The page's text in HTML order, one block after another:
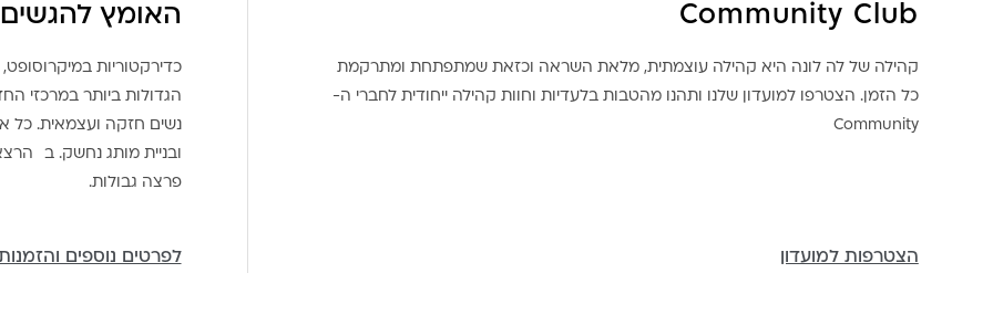
Community Club
קהילה של לה לונה היא קהילה עוצמתית, מלאת השראה וכזאת שמתפתחת ומתרקמת
כל הזמן. הצטרפו למועדון שלנו ותהנו מהטבות בלעדיות וחוות קהילה ייחודית לחברי ה-
Community
הצטרפות למועדון
האומץ
כדירקטוריות
הגדולות ביותר במרכזי
נשים חזקה ועצמאית. כל
ובניית מותג נחשק. ב
פרצה גבולות.
לפרטים נוספים